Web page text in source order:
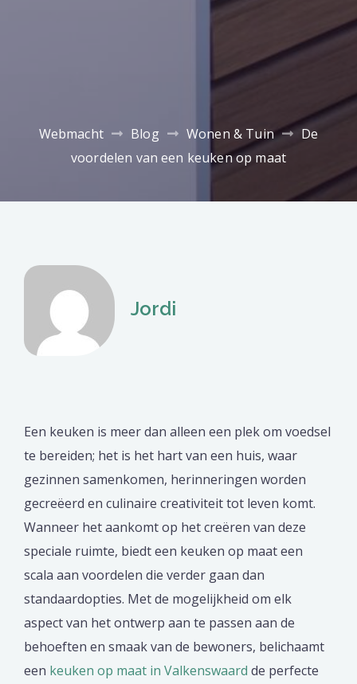
Webmacht Blog Wonen & Tuin
De
voordelen van een keuken op maat
Jordi
Een keuken is meer dan alleen een plek om voedsel
te bereiden; het is het hart van een huis, waar
gezinnen samenkomen, herinneringen worden
gecreëerd en culinaire creativiteit tot leven komt.
Wanneer het aankomt op het creëren van deze
speciale ruimte, biedt een keuken op maat een
scala aan voordelen die verder gaan dan
standaardopties. Met de mogelijkheid om elk
aspect van het ontwerp aan te passen aan de
behoeften en smaak van de bewoners, belichaamt
een keuken op maat in Valkenswaard de perfecte